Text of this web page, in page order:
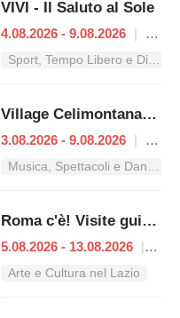
VIVI - Il Saluto al Sole
4.08.2026 - 9.08.2026 |
Sport, Tempo Libero e Divertimento nel Lazio
Village Celimontana: gli appuntamenti dal 3 al 9 agosto
3.08.2026 - 9.08.2026 |
Musica, Spettacoli e Danza nel Lazio
Roma c'è! Visite guidate (anche per bambini) dal 5 al 13 agosto 2026
5.08.2026 - 13.08.2026 |
Arte e Cultura nel Lazio